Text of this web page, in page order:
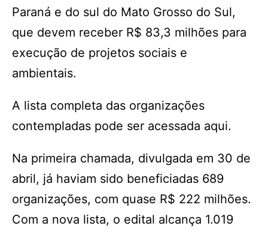
Paraná e do sul do Mato Grosso do Sul,
que devem receber R$ 83,3 milhões para
execução de projetos sociais e
ambientais.
A lista completa das organizações
contempladas pode ser acessada aqui.
Na primeira chamada, divulgada em 30 de
abril, já haviam sido beneficiadas 689
organizações, com quase R$ 222 milhões.
Com a nova lista, o edital alcança 1.019